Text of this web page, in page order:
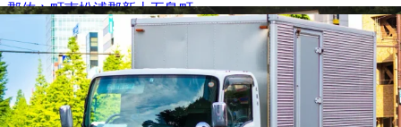
郡佐々町南松浦郡新上五島町
【九州・沖縄 】他の都道府県から2トン
ドライバー求人を探す
福岡県佐賀県宮崎県 鹿児島県 沖縄県熊本県大分県